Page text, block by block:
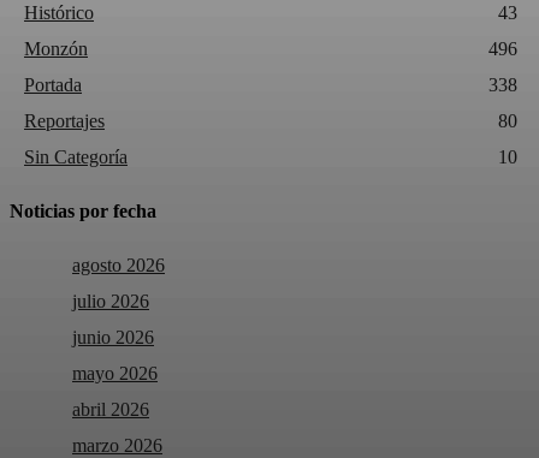
Histórico
43
Monzón
496
Portada
338
Reportajes
80
Sin Categoría
10
Noticias por fecha
agosto 2026
julio 2026
junio 2026
mayo 2026
abril 2026
marzo 2026